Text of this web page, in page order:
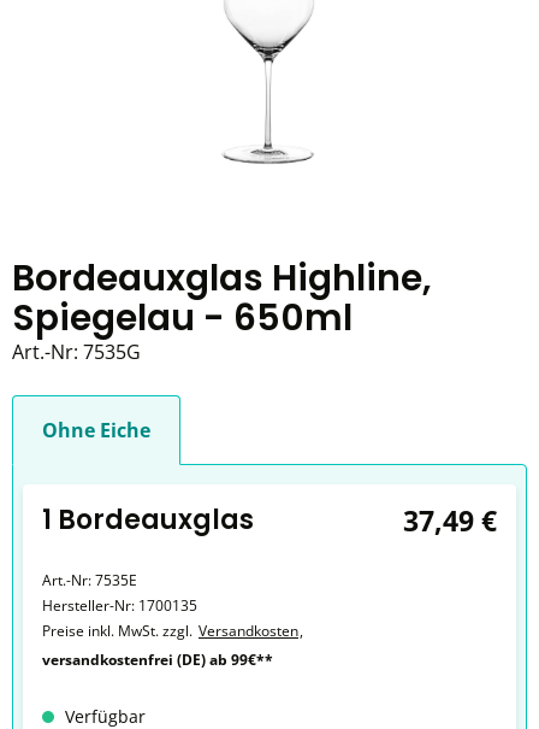
Bordeauxglas Highline,
Spiegelau - 650ml
Art.-Nr: 7535G
Ohne Eiche
1 Bordeauxglas 37,49 €
Art.-Nr:7535E
Hersteller-Nr: 1700135
Preise inkl. MwSt. zzgl. Versandkosten,
versandkostenfrei (DE) ab 99€**
Verfügbar